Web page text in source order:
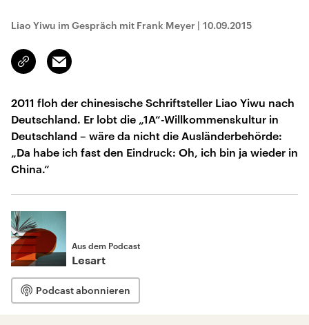
Liao Yiwu im Gespräch mit Frank Meyer | 10.09.2015
Link
kopieren/teilen
Email
2011 floh der chinesische Schriftsteller Liao Yiwu nach
Deutschland. Er lobt die „1A“-Willkommenskultur in
Deutschland – wäre da nicht die Ausländerbehörde:
„Da habe ich fast den Eindruck: Oh, ich bin ja wieder in
China.“
Aus dem Podcast
Lesart
Podcast abonnieren